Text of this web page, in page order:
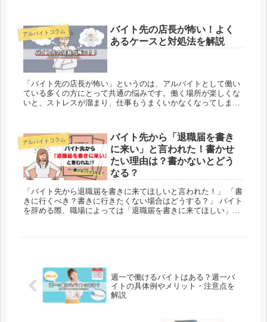
アルバイトコラム
バイト先の店長が怖い！よく
あるケースと対処法を解説
「バイト先の店長が怖い」というのは、アルバイトとして働い
ている多くの方にとって共通の悩みです。働く場所が楽しくな
いと、ストレスが溜まり、仕事もうまくいかなくなってしまい
アルバイトコラム
バイト先から「退職届を書き
に来い」と言われた！書かせ
たい理由は？書かないとどう
なる？
「バイト先から退職届を書きに来てほしいと言われた！」 「書
きに行くべき？書きに行きたくない場合はどうする？」 バイト
を辞める際、職場によっては「退職届を書きに来てほしい」と
週一で働けるバイトはある？週一バ
イトの具体例やメリット・注意点を
解説